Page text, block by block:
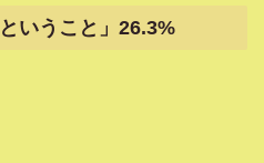
いうこと」26.3%